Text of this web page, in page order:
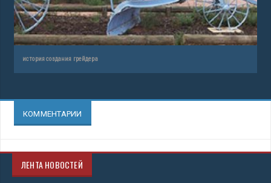
история создания грейдера
КОММЕНТАРИИ
ЛЕНТА НОВОСТЕЙ